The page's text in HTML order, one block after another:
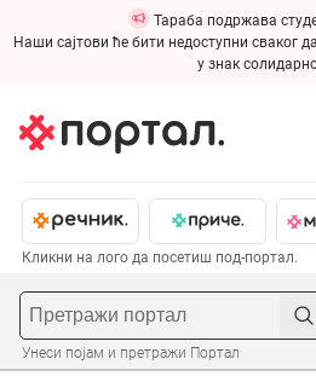
Тараба подржава
Наши сајтови ће бити недоступни сваког
у знак
Кликни на лого да посетиш под-портал.
Унеси појам и претражи Портал